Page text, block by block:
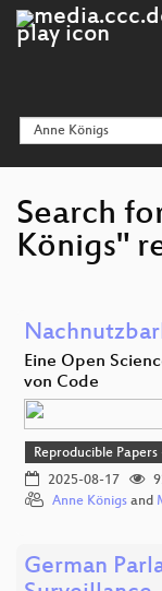
Search
Königs"
Eine Open
von Code
Reproducible
2025-08-17
Anne Königs and
German